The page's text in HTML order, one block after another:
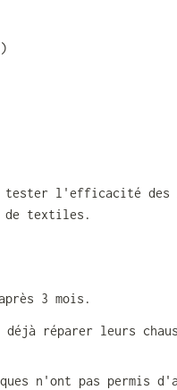
tester l'efficacité des
de textiles.
3 mois.
déjà réparer leurs
n'ont pas permis